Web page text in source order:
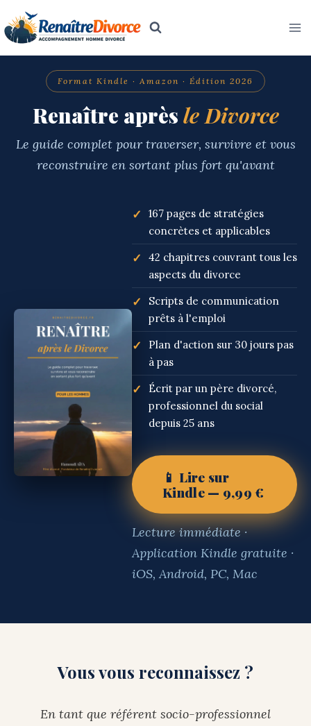
Aller
au
Format Kindle · Amazon · Édition 2026
Renaître après le Divorce
Le guide complet pour traverser, survivre et vous
reconstruire en sortant plus fort qu'avant
✓
167 pages de stratégies
concrètes et applicables
✓
42 chapitres couvrant tous les
aspects du divorce
✓
Scripts de communication
prêts à l'emploi
✓
Plan d'action sur 30 jours pas
à pas
✓
Écrit par un père divorcé,
professionnel du social
depuis 25 ans
📱 Lire sur
Kindle — 9,99 €
Lecture immédiate ·
Application Kindle gratuite ·
iOS, Android, PC, Mac
Vous vous reconnaissez ?
En tant que référent socio-professionnel